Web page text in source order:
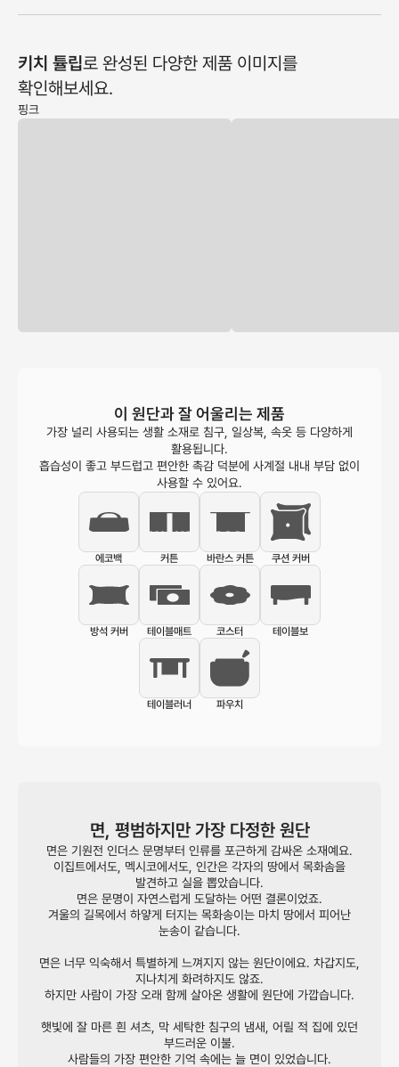
키치 튤립로 완성된 다양한 제품 이미지를
확인해보세요.
핑크
이 원단과 잘 어울리는 제품
가장 널리 사용되는 생활 소재로 침구, 일상복, 속옷 등 다양하게
활용됩니다.
흡습성이 좋고 부드럽고 편안한 촉감 덕분에 사계절 내내 부담 없이
사용할 수 있어요.
에코백 커튼 바란스 커튼 쿠션 커버
방석 커버 테이블매트 코스터 테이블보
테이블러너 파우치
면, 평범하지만 가장 다정한 원단
면은 기원전 인더스 문명부터 인류를 포근하게 감싸온 소재예요.
이집트에서도, 멕시코에서도, 인간은 각자의 땅에서 목화솜을
발견하고 실을 뽑았습니다.
면은 문명이 자연스럽게 도달하는 어떤 결론이었죠.
겨울의 길목에서 하얗게 터지는 목화송이는 마치 땅에서 피어난
눈송이 같습니다.
면은 너무 익숙해서 특별하게 느껴지지 않는 원단이에요. 차갑지도,
지나치게 화려하지도 않죠.
하지만 사람이 가장 오래 함께 살아온 생활에 원단에 가깝습니다.
햇빛에 잘 마른 흰 셔츠, 막 세탁한 침구의 냄새, 어릴 적 집에 있던
부드러운 이불.
사람들의 가장 편안한 기억 속에는 늘 면이 있었습니다.